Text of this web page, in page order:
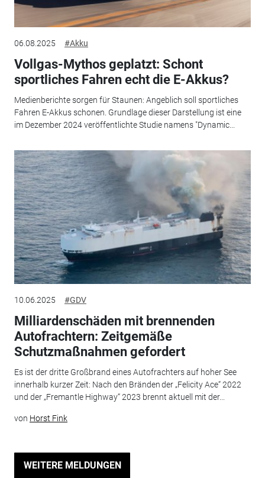
06.08.2025 #Akku
Vollgas-Mythos geplatzt: Schont
sportliches Fahren echt die E-Akkus?
Medienberichte sorgen für Staunen: Angeblich soll sportliches
Fahren E-Akkus schonen. Grundlage dieser Darstellung ist eine
im Dezember 2024 veröffentlichte Studie namens "Dynamic...
10.06.2025 #GDV
Milliardenschäden mit brennenden
Autofrachtern: Zeitgemäße
Schutzmaßnahmen gefordert
Es ist der dritte Großbrand eines Autofrachters auf hoher See
innerhalb kurzer Zeit: Nach den Bränden der „Felicity Ace“ 2022
und der „Fremantle Highway“ 2023 brennt aktuell mit der...
von Horst Fink
WEITERE MELDUNGEN